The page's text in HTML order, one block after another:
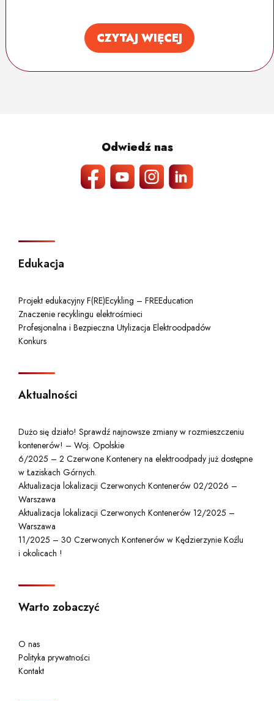
CZYTAJ WIĘCEJ
Odwiedź nas
Edukacja
Projekt edukacyjny F(RE)Ecykling – FREEducation
Znaczenie recyklingu elektrośmieci
Profesjonalna i Bezpieczna Utylizacja Elektroodpadów
Konkurs
Aktualności
Dużo się działo! Sprawdź najnowsze zmiany w rozmieszczeniu
kontenerów! – Woj. Opolskie
6/2025 – 2 Czerwone Kontenery na elektroodpady już dostępne
w Łaziskach Górnych.
Aktualizacja lokalizacji Czerwonych Kontenerów 02/2026 –
Warszawa
Aktualizacja lokalizacji Czerwonych Kontenerów 12/2025 –
Warszawa
11/2025 – 30 Czerwonych Kontenerów w Kędzierzynie Koźlu
i okolicach !
Warto zobaczyć
O nas
Polityka prywatności
Kontakt